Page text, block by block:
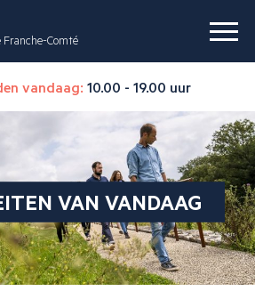
Comté
vandaag: 10.00 - 19.00 uur
VAN VANDAAG